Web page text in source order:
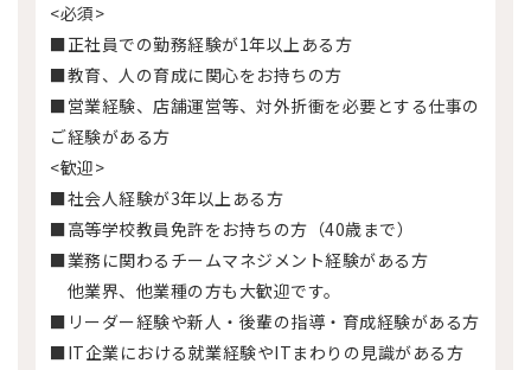
<必須>
■正社員での勤務経験が1年以上ある方
■教育、人の育成に関心をお持ちの方
■営業経験、店舗運営等、対外折衝を必要とする仕事の
ご経験がある方
<歓迎>
■社会人経験が3年以上ある方
■高等学校教員免許をお持ちの方（40歳まで）
■業務に関わるチームマネジメント経験がある方
他業界、他業種の方も大歓迎です。
■リーダー経験や新人・後輩の指導・育成経験がある方
■IT企業における就業経験やITまわりの見識がある方